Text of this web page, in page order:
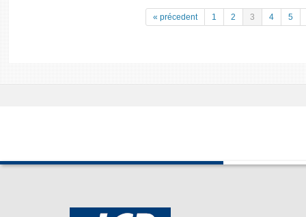
« précedent 1 2 3 4 5